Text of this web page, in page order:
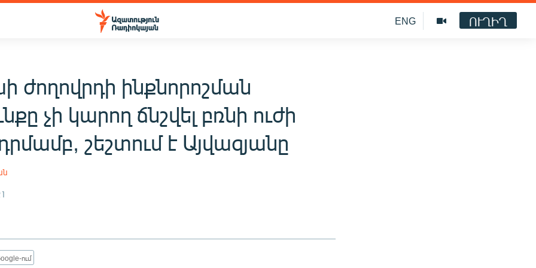
ENG ՈՒՂԻՂ
ժողովրդի ինքնորոշման
չի կարող ճնշվել բռնի ուժի
շեշտում է Այվազյանը
ում